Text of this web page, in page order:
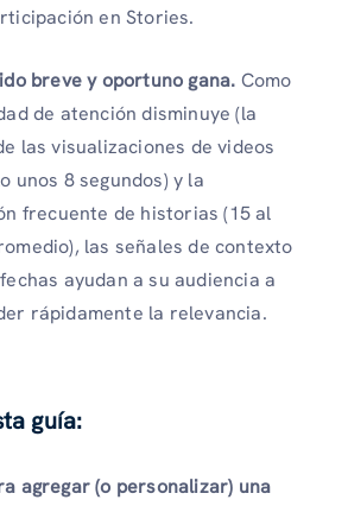
en Stories.
breve y oportuno gana. Como
de atención disminuye (la
las visualizaciones de videos
unos 8 segundos) y la
frecuente de historias (15 al
las señales de contexto
ayudan a su audiencia a
rápidamente la relevancia.
guía:
agregar (o personalizar) una